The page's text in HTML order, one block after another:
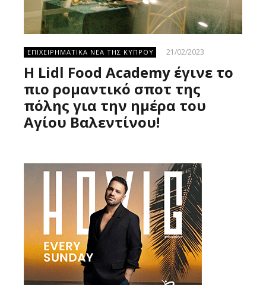
ΕΠΙΧΕΙΡΗΜΑΤΙΚΑ ΝΕΑ ΤΗΣ ΚΥΠΡΟΥ 21/02/2023
H Lidl Food Academy έγινε το
πιο ρομαντικό σποτ της
πόλης για την ημέρα του
Αγίου Βαλεντίνου!